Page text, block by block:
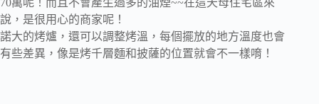
70萬呢！而且不會產生過多的油煙~~在這天母住宅區來
說，是很用心的商家呢！
諾大的烤爐，還可以調整烤溫，每個擺放的地方溫度也會
有些差異，像是烤千層麵和披薩的位置就會不一樣唷！